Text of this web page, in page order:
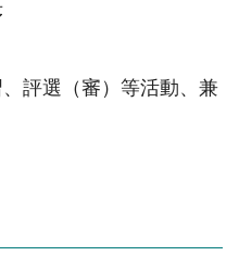
評選（審）等活動、兼